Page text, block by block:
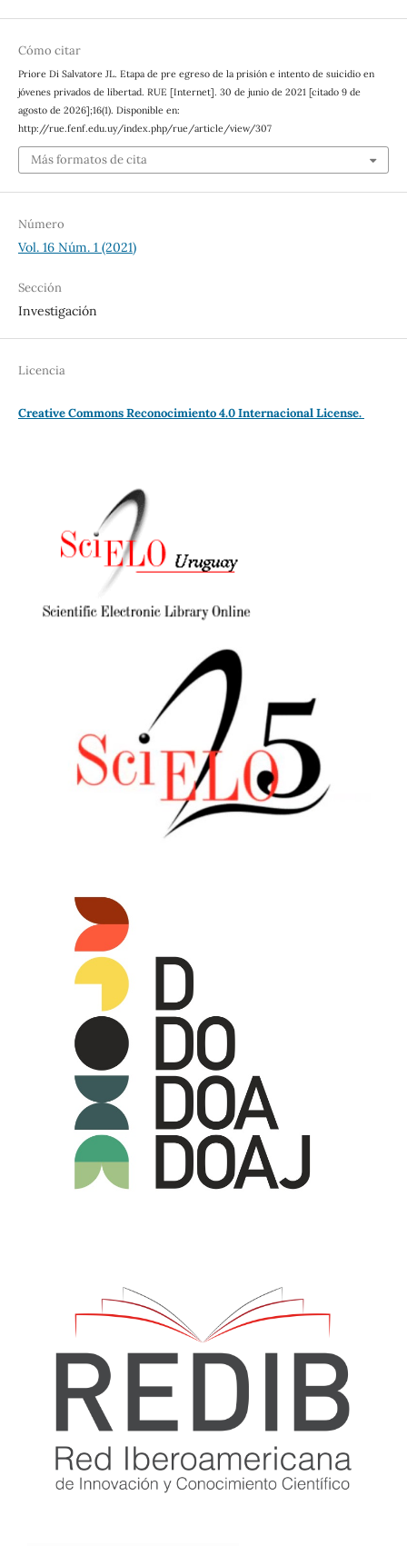
Cómo citar
Priore Di Salvatore JL. Etapa de pre egreso de la prisión e intento de suicidio en
jóvenes privados de libertad. RUE [Internet]. 30 de junio de 2021 [citado 9 de
agosto de 2026];16(1). Disponible en:
http://rue.fenf.edu.uy/index.php/rue/article/view/307
Más formatos de cita
Número
Vol. 16 Núm. 1 (2021)
Sección
Investigación
Licencia
Creative Commons Reconocimiento 4.0 Internacional License.